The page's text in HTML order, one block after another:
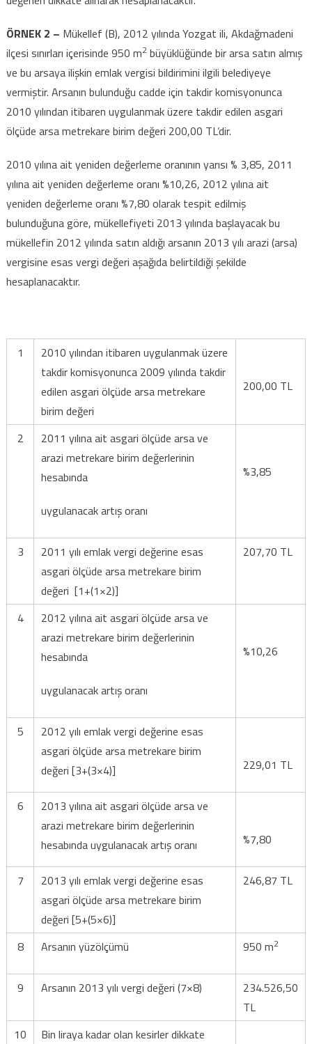
ÖRNEK 2 – Mükellef (B), 2012 yılında Yozgat ili, Akdağmadeni
ilçesi sınırları içerisinde 950 m2büyüklüğünde bir arsa satın almış
ve bu arsaya ilişkin emlak vergisi bildirimini ilgili belediyeye
vermiştir. Arsanın bulunduğu cadde için takdir komisyonunca
2010 yılından itibaren uygulanmak üzere takdir edilen asgari
ölçüde arsa metrekare birim değeri 200,00 TL’dir.
2010 yılına ait yeniden değerleme oranının yarısı % 3,85, 2011
yılına ait yeniden değerleme oranı %10,26, 2012 yılına ait
yeniden değerleme oranı %7,80 olarak tespit edilmiş
bulunduğuna göre, mükellefiyeti 2013 yılında başlayacak bu
mükellefin 2012 yılında satın aldığı arsanın 2013 yılı arazi (arsa)
vergisine esas vergi değeri aşağıda belirtildiği şekilde
hesaplanacaktır.
1
2010 yılından itibaren uygulanmak üzere
takdir komisyonunca 2009 yılında takdir
edilen asgari ölçüde arsa metrekare
birim değeri
200,00 TL
2
2011 yılına ait asgari ölçüde arsa ve
arazi metrekare birim değerlerinin
hesabında
uygulanacak artış oranı
%3,85
3
2011 yılı emlak vergi değerine esas
asgari ölçüde arsa metrekare birim
değeri [1+(1×2)]
207,70 TL
4
2012 yılına ait asgari ölçüde arsa ve
arazi metrekare birim değerlerinin
hesabında
uygulanacak artış oranı
%10,26
5
2012 yılı emlak vergi değerine esas
asgari ölçüde arsa metrekare birim
değeri [3+(3×4)]
229,01 TL
6
2013 yılına ait asgari ölçüde arsa ve
arazi metrekare birim değerlerinin
hesabında uygulanacak artış oranı
%7,80
7
2013 yılı emlak vergi değerine esas
asgari ölçüde arsa metrekare birim
değeri [5+(5×6)]
246,87 TL
8 Arsanın yüzölçümü 950 m2
9 Arsanın 2013 yılı vergi değeri (7×8)
234.526,50
TL
10
Bin liraya kadar olan kesirler dikkate